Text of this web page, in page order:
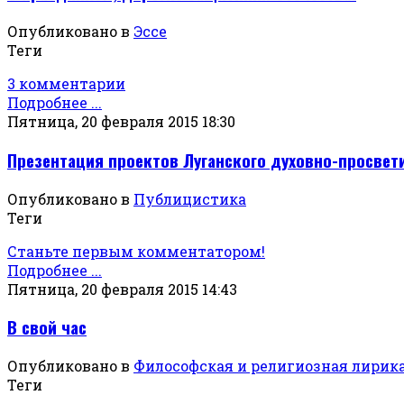
Опубликовано в Эссе
Теги
3 комментарии
Подробнее ...
Пятница, 20 февраля 2015 18:30
Презентация проектов Луганского духовно-
Опубликовано в Публицистика
Теги
Станьте первым комментатором!
Подробнее ...
Пятница, 20 февраля 2015 14:43
В свой час
Опубликовано в Философская и религиозная
Теги